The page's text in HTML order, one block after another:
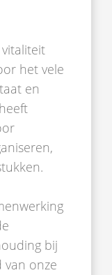
het vele
en
bij
van onze